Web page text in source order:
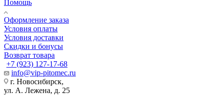
Помощь
Оформление заказа
Условия оплаты
Условия доставки
Скидки и бонусы
Возврат товара
+7 (923) 127-17-68
info@vip-pitomec.ru
г. Новосибирск,
ул. А. Лежена, д. 25